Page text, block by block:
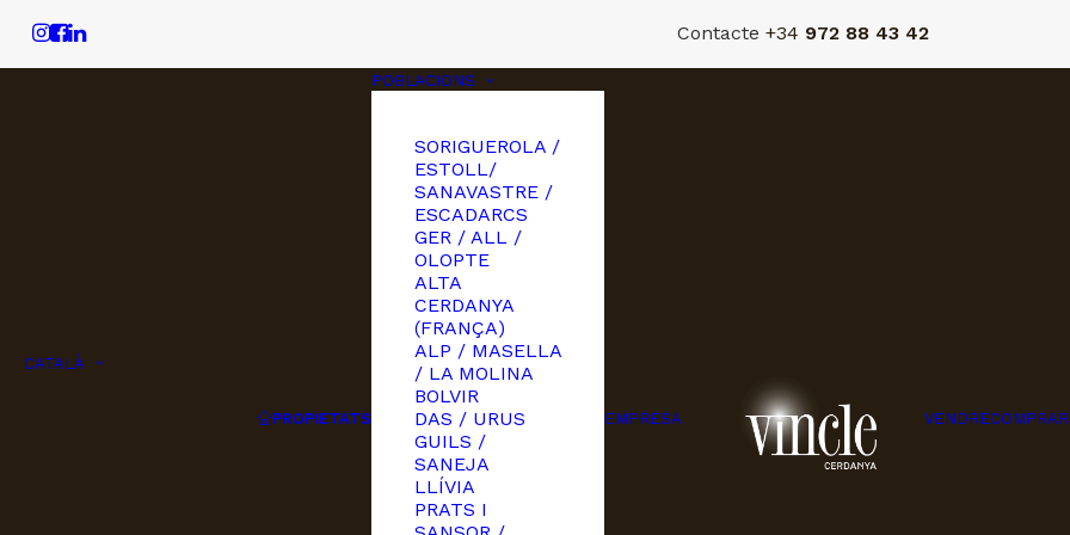
Contacte +34 972 88 43 42
CATALÀ
PROPIETATS
POBLACIONS
SORIGUEROLA /
ESTOLL/
SANAVASTRE /
ESCADARCS
GER / ALL /
OLOPTE
ALTA
CERDANYA
(FRANÇA)
ALP / MASELLA
/ LA MOLINA
BOLVIR
DAS / URUS
GUILS /
SANEJA
LLÍVIA
PRATS I
EMPRESA VENDRECOMPRAR